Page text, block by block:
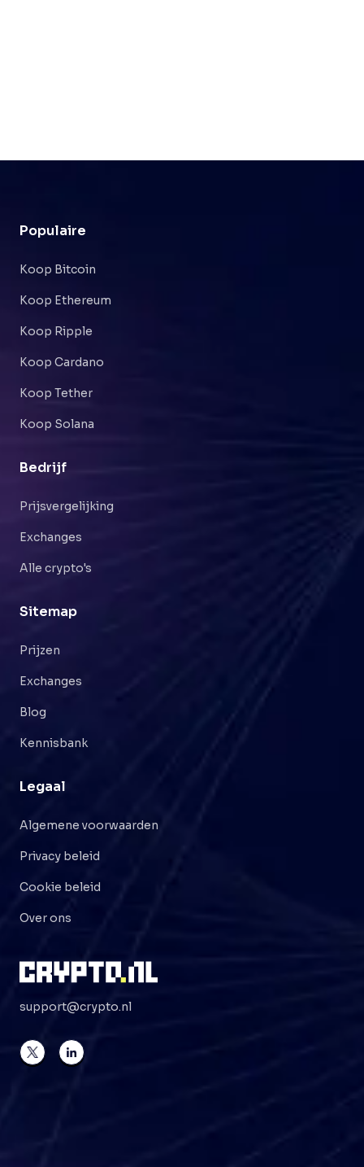
Populaire
Koop Bitcoin
Koop Ethereum
Koop Ripple
Koop Cardano
Koop Tether
Koop Solana
Bedrijf
Prijsvergelijking
Exchanges
Alle crypto's
Sitemap
Prijzen
Exchanges
Blog
Kennisbank
Legaal
Algemene voorwaarden
Privacy beleid
Cookie beleid
Over ons
support@crypto.nl